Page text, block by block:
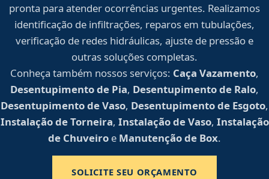
pronta para atender ocorrências urgentes. Realizamos
identificação de infiltrações, reparos em tubulações,
verificação de redes hidráulicas, ajuste de pressão e
outras soluções completas.
Conheça também nossos serviços: Caça Vazamento,
Desentupimento de Pia, Desentupimento de Ralo,
Desentupimento de Vaso, Desentupimento de Esgoto,
Instalação de Torneira, Instalação de Vaso, Instalação
de Chuveiro e Manutenção de Box.
SOLICITE SEU ORÇAMENTO